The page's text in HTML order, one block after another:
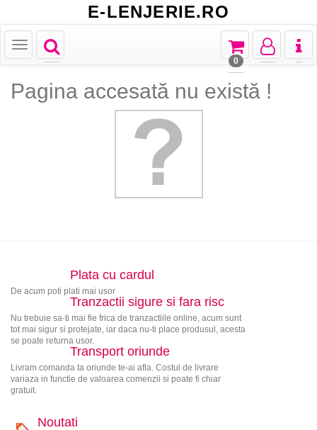
E-LENJERIE.RO
Toggle
navigation
Toggle
Toggle
navigation
Toggle
navigation
Toggle
navigation
0
Pagina accesată nu există !
Plata cu cardul
De acum poti plati mai usor
Tranzactii sigure si fara risc
Nu trebuie sa-ti mai fie frica de tranzactiile online, acum sunt
tot mai sigur si protejate, iar daca nu-ti place produsul, acesta
se poate returna usor.
Transport oriunde
Livram comanda ta oriunde te-ai afla. Costul de livrare
variaza in functie de valoarea comenzii si poate fi chiar
gratuit.
Noutati